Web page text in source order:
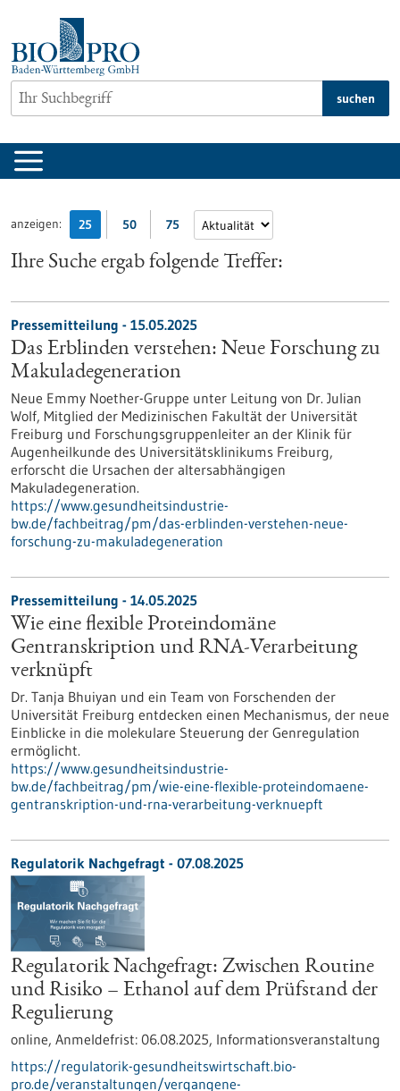
springen
suchen
anzeigen: 25 50 75
Ihre Suche ergab folgende Treffer:
Pressemitteilung - 15.05.2025
Das Erblinden verstehen: Neue Forschung zu
Makuladegeneration
Neue Emmy Noether-Gruppe unter Leitung von Dr. Julian
Wolf, Mitglied der Medizinischen Fakultät der Universität
Freiburg und Forschungsgruppenleiter an der Klinik für
Augenheilkunde des Universitätsklinikums Freiburg,
erforscht die Ursachen der altersabhängigen
Makuladegeneration.
https://www.gesundheitsindustrie-
bw.de/fachbeitrag/pm/das-erblinden-verstehen-neue-
forschung-zu-makuladegeneration
Pressemitteilung - 14.05.2025
Wie eine flexible Proteindomäne
Gentranskription und RNA-Verarbeitung
verknüpft
Dr. Tanja Bhuiyan und ein Team von Forschenden der
Universität Freiburg entdecken einen Mechanismus, der neue
Einblicke in die molekulare Steuerung der Genregulation
ermöglicht.
https://www.gesundheitsindustrie-
bw.de/fachbeitrag/pm/wie-eine-flexible-proteindomaene-
gentranskription-und-rna-verarbeitung-verknuepft
Regulatorik Nachgefragt - 07.08.2025
Regulatorik Nachgefragt: Zwischen Routine
und Risiko – Ethanol auf dem Prüfstand der
Regulierung
online, Anmeldefrist: 06.08.2025, Informationsveranstaltung
https://regulatorik-gesundheitswirtschaft.bio-
pro.de/veranstaltungen/vergangene-